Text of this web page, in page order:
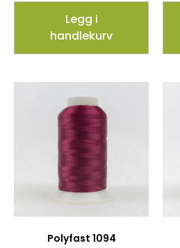
Legg i
handlekurv
Polyfast 1094